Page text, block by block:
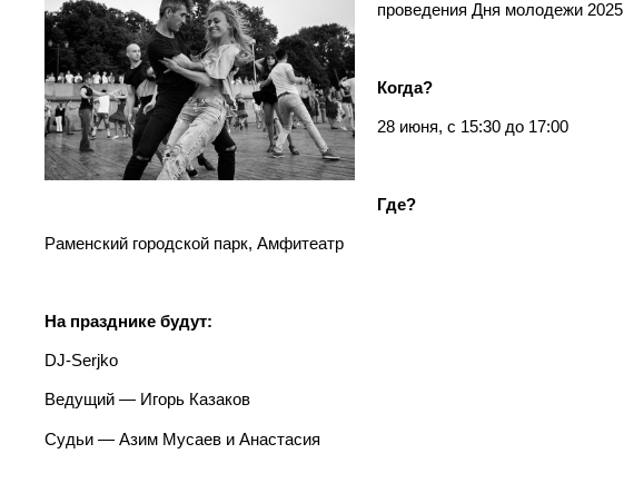
проведения Дня молодежи 2025
Когда?
28 июня, с 15:30 до 17:00
Где?
Раменский городской парк, Амфитеатр
На празднике будут:
DJ-Serjko
Ведущий — Игорь Казаков
Судьи — Азим Мусаев и Анастасия